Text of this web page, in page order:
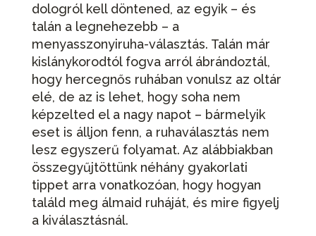
dologról kell döntened, az egyik – és
talán a legnehezebb – a
menyasszonyiruha-választás. Talán már
kislánykorodtól fogva arról ábrándoztál,
hogy hercegnős ruhában vonulsz az oltár
elé, de az is lehet, hogy soha nem
képzelted el a nagy napot – bármelyik
eset is álljon fenn, a ruhaválasztás nem
lesz egyszerű folyamat. Az alábbiakban
összegyűjtöttünk néhány gyakorlati
tippet arra vonatkozóan, hogy hogyan
találd meg álmaid ruháját, és mire figyelj
a kiválasztásnál.